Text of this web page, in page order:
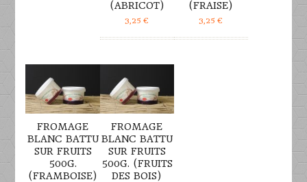
(ABRICOT)
3,25€
(FRAISE)
3,25€
FROMAGE
BLANC BATTU
SUR FRUITS
500G.
(FRAMBOISE)
FROMAGE
BLANC BATTU
SUR FRUITS
500G. (FRUITS
DES BOIS)